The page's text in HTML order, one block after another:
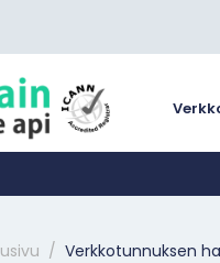
Verkkotunnuksen